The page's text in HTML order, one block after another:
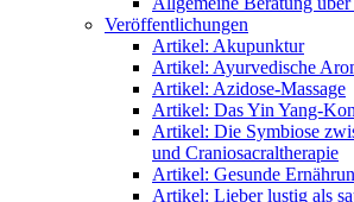
Veröffentlichungen
Artikel: Akupunktur
Artikel: Ayurvedische
Artikel: Azidose-Massage
Artikel: Das Yin Yang-
Artikel: Die Symbiose
und Craniosacraltherapie
Artikel: Gesunde
Artikel: Lieber lustig als